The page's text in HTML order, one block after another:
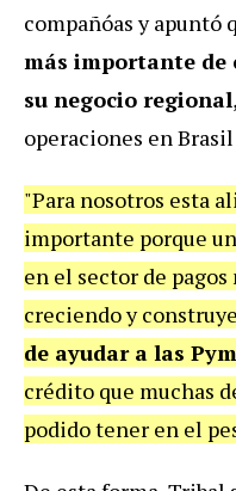
compañóas y apuntó
más importante de
su negocio regional
operaciones en
"Para nosotros esta
importante porque
en el sector de
creciendo y
de ayudar a las
crédito que muchas
podido tener en el